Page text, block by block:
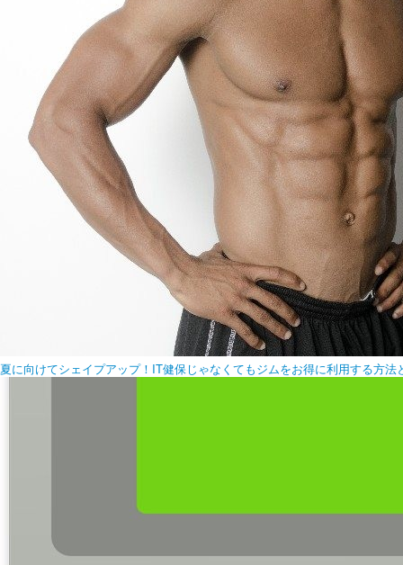
夏に向けてシェイプアップ！IT健保じゃなくてもジムをお得に利用する方法